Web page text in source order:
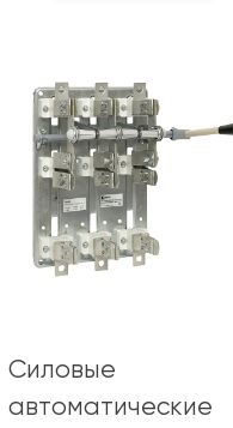
Силовые
автоматические